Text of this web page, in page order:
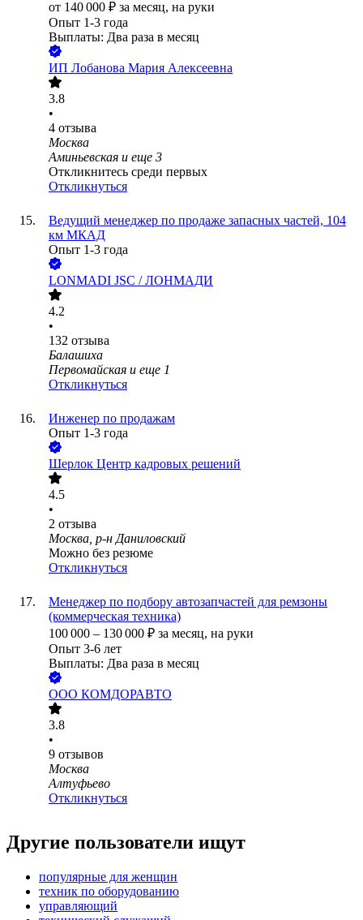
от 140 000 ₽ за месяц, на руки
Опыт 1-3 года
Выплаты: Два раза в месяц
ИП Лобанова Мария Алексеевна
3.8
•
4 отзыва
Москва
Аминьевская и еще 3
Откликнитесь среди первых
Откликнуться
Ведущий менеджер по продаже запасных частей, 104
км МКАД
Опыт 1-3 года
LONMADI JSC / ЛОНМАДИ
4.2
•
132 отзыва
Балашиха
Первомайская и еще 1
Откликнуться
Инженер по продажам
Опыт 1-3 года
Шерлок Центр кадровых решений
4.5
•
2 отзыва
Москва, р-н Даниловский
Можно без резюме
Откликнуться
Менеджер по подбору автозапчастей для ремзоны
(коммерческая техника)
100 000 – 130 000 ₽ за месяц, на руки
Опыт 3-6 лет
Выплаты: Два раза в месяц
ООО КОМДОРАВТО
3.8
•
9 отзывов
Москва
Алтуфьево
Откликнуться
Другие пользователи ищут
популярные для женщин
техник по оборудованию
управляющий